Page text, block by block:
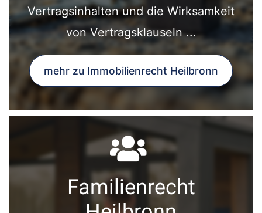
Vertragsinhalten und die Wirksamkeit
von Vertragsklauseln ...
mehr zu Immobilienrecht Heilbronn
Familienrecht